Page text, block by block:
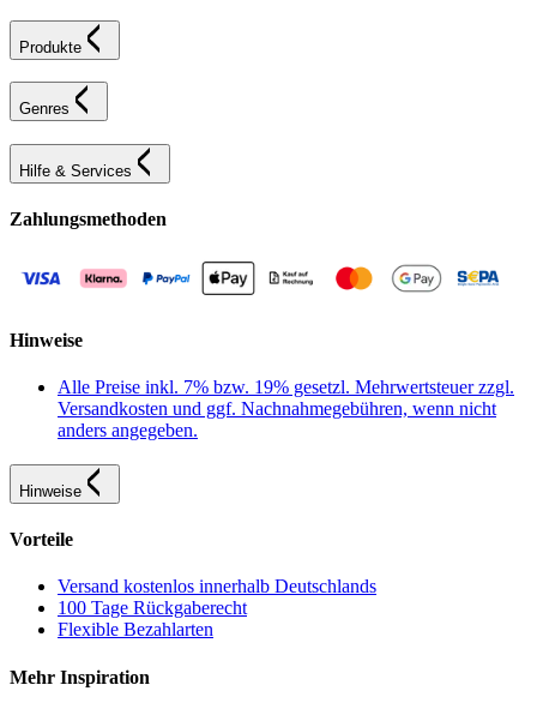
Produkte
Genres
Hilfe & Services
Zahlungsmethoden
Hinweise
Alle Preise inkl. 7% bzw. 19% gesetzl. Mehrwertsteuer zzgl.
Versandkosten und ggf. Nachnahmegebühren, wenn nicht
anders angegeben.
Hinweise
Vorteile
Versand kostenlos innerhalb Deutschlands
100 Tage Rückgaberecht
Flexible Bezahlarten
Mehr Inspiration